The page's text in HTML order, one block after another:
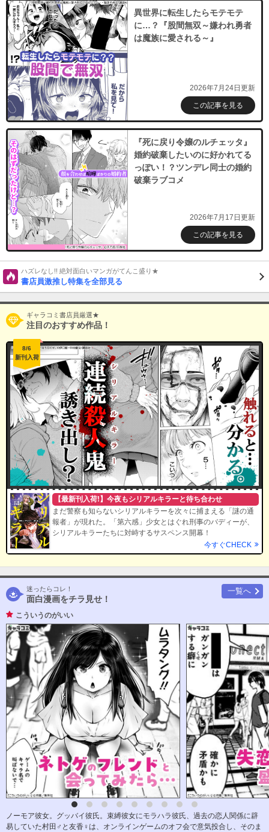
異世界に転生したらモテモテ
に…？『股間無双～嫌われ勇者
は魔族に愛される～』
2026年7月24日更新
この記事を見る
『死に戻り令嬢のルチェッタ』
婚約破棄したいのに好かれてる
っぽい！？ツンデレ同士の婚約
破棄ラブコメ
2026年7月17日更新
この記事を見る
ハズレなし!! 絶対面白いマンガがてんこ盛り★
書店員激推し特集を全部見る
ギャラコミ書店員厳選★
注目のおすすめ作品！
8/6
新刊入荷
【最新刊入荷!】今夜もシリアルキラーと待ち合わせ
まだ警察も知らないシリアルキラーを次々に捕まえる「謎の通
報者」が現れた。「第六感」少女とはぐれ刑事のバディーが、
シリアルキラーたちに対峙するサスペンス開幕！
今すぐCHECK
迷ったらコレ！
面白漫画をチラ見せ！
一覧へ
こういうのがいい
ノーモア彼女。グッバイ彼氏。束縛彼女にモラハラ彼氏、過去の恋人関係に辟
易していた村田♂と友香♀は、オンラインゲームのオフ会で意気投合し、そのま